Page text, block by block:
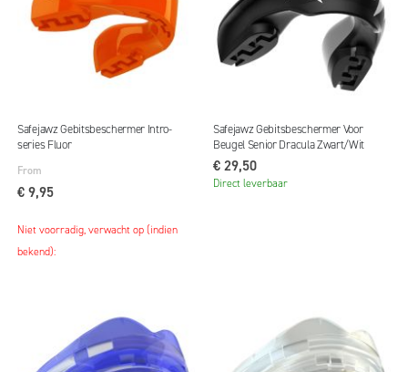
Safejawz Gebitsbeschermer Intro-
series Fluor
From
€ 9,95
Niet voorradig, verwacht op (indien
bekend):
Safejawz Gebitsbeschermer Voor
Beugel Senior Dracula Zwart/Wit
€ 29,50
Direct leverbaar